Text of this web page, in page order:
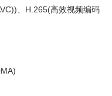
、H.265(高效视频编码